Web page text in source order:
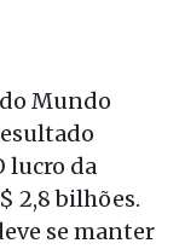
Mundo
lucro da
2,8 bilhões.
se manter